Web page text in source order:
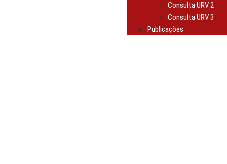
Consulta URV 2
Consulta URV 3
Publicações